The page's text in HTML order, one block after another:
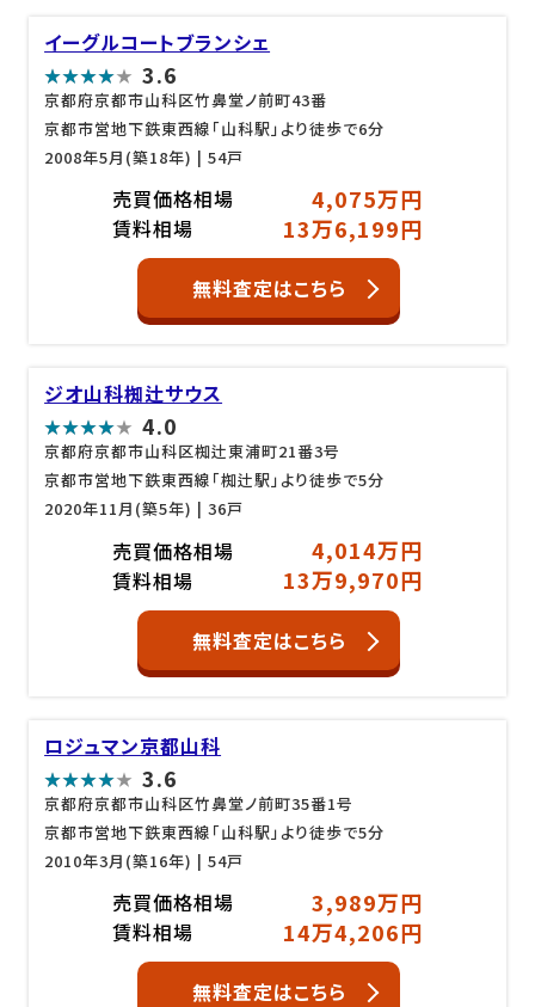
イーグルコートブランシェ
3.6
京都府京都市山科区竹鼻堂ノ前町43番
京都市営地下鉄東西線「山科駅」より徒歩で6分
2008年5月(築18年) | 54戸
売買価格相場 4,075万円
賃料相場 13万6,199円
無料査定はこちら
ジオ山科椥辻サウス
4.0
京都府京都市山科区椥辻東浦町21番3号
京都市営地下鉄東西線「椥辻駅」より徒歩で5分
2020年11月(築5年) | 36戸
売買価格相場 4,014万円
賃料相場 13万9,970円
無料査定はこちら
ロジュマン京都山科
3.6
京都府京都市山科区竹鼻堂ノ前町35番1号
京都市営地下鉄東西線「山科駅」より徒歩で5分
2010年3月(築16年) | 54戸
売買価格相場 3,989万円
賃料相場 14万4,206円
無料査定はこちら